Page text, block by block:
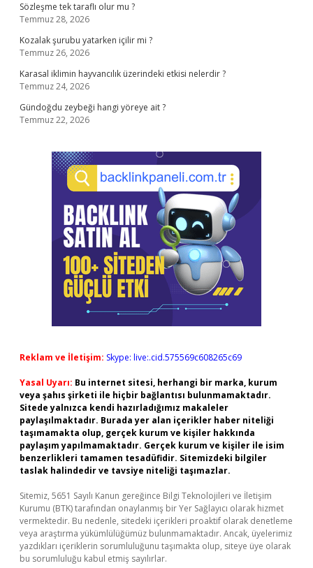
Sözleşme tek taraflı olur mu ?
Temmuz 28, 2026
Kozalak şurubu yatarken içilir mi ?
Temmuz 26, 2026
Karasal iklimin hayvancılık üzerindeki etkisi nelerdir ?
Temmuz 24, 2026
Gündoğdu zeybeği hangi yöreye ait ?
Temmuz 22, 2026
Reklam ve İletişim: Skype: live:.cid.575569c608265c69
Yasal Uyarı: Bu internet sitesi, herhangi bir marka, kurum
veya şahıs şirketi ile hiçbir bağlantısı bulunmamaktadır.
Sitede yalnızca kendi hazırladığımız makaleler
paylaşılmaktadır. Burada yer alan içerikler haber niteliği
taşımamakta olup, gerçek kurum ve kişiler hakkında
paylaşım yapılmamaktadır. Gerçek kurum ve kişiler ile isim
benzerlikleri tamamen tesadüfidir. Sitemizdeki bilgiler
taslak halindedir ve tavsiye niteliği taşımazlar.
Sitemiz, 5651 Sayılı Kanun gereğince Bilgi Teknolojileri ve İletişim
Kurumu (BTK) tarafından onaylanmış bir Yer Sağlayıcı olarak hizmet
vermektedir. Bu nedenle, sitedeki içerikleri proaktif olarak denetleme
veya araştırma yükümlülüğümüz bulunmamaktadır. Ancak, üyelerimiz
yazdıkları içeriklerin sorumluluğunu taşımakta olup, siteye üye olarak
bu sorumluluğu kabul etmiş sayılırlar.